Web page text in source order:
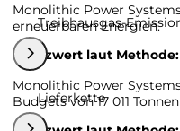
Monolithic Power
erneuerbaren Energien.
Grenzwert laut Methode:
Treibhausgas-
Monolithic Power
Budgets von 17 011
Lieferkette